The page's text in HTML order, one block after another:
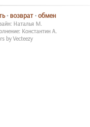
• возврат •обмен
Наталья М.
Константин А.
by Vecteezy